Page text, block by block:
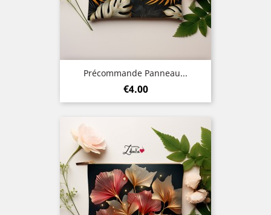
Précommande Panneau...
Price
€4.00